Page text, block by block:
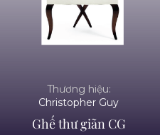
Thương hiệu:
Christopher Guy
Ghế thư giãn CG